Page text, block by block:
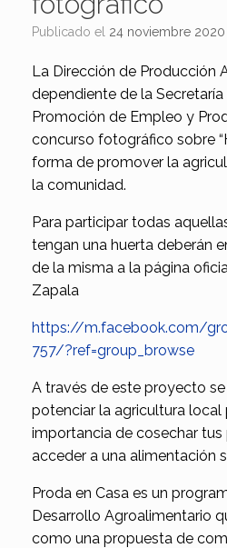
Publicado el 24 noviembre 2020
La Dirección de Producción
dependiente de la
Promoción de Empleo y
concurso fotográfico sobre
forma de promover la
la comunidad.
Para participar todas
tengan una huerta deberán
de la misma a la página
Zapala
https://m.facebook.com/
757/?ref=group_browse
A través de este proyecto
potenciar la agricultura local
importancia de cosechar
acceder a una alimentación
Proda en Casa es un
Desarrollo Agroalimentario
como una propuesta de